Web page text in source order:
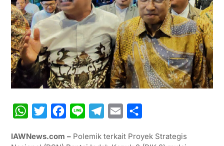
W
a
i
n
l
a
a
IAWNews.com –Polemik terkait Proyek Strategis